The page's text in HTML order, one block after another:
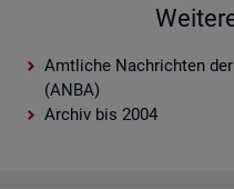
Amtliche Nachrichten
(ANBA)
Archiv bis 2004